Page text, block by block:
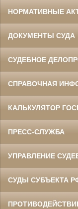
НОРМАТИВНЫЕ
ДОКУМЕНТЫ СУДА
СУДЕБНОЕ
СПРАВОЧНАЯ
КАЛЬКУЛЯТОР
ПРЕСС-СЛУЖБА
УПРАВЛЕНИЕ
СУДЫ СУБЪЕКТА